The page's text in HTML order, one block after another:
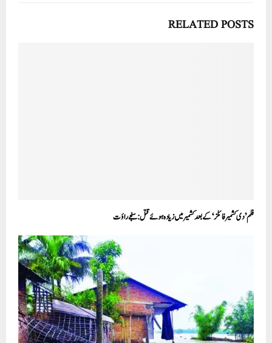
RELATED POSTS
فلم ’دی کشمیر فائلز‘ کے بعد کشمیر میں زیادہ ہوئے قتل: سنجے راؤت